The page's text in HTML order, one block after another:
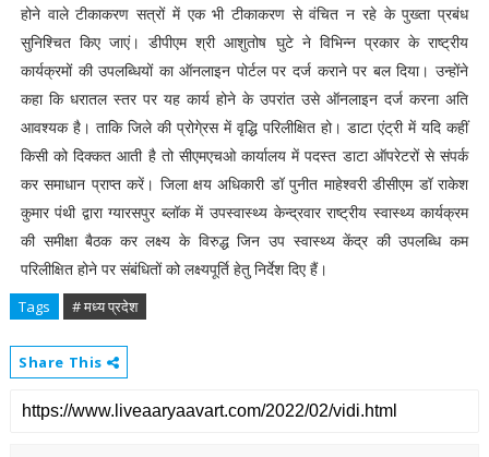
होने वाले टीकाकरण सत्रों में एक भी टीकाकरण से वंचित न रहे के पुख्ता प्रबंध
सुनिश्चित किए जाएं। डीपीएम श्री आशुतोष घुटे ने विभिन्न प्रकार के राष्ट्रीय
कार्यक्रमों की उपलब्धियों का ऑनलाइन पोर्टल पर दर्ज कराने पर बल दिया। उन्होंने
कहा कि धरातल स्तर पर यह कार्य होने के उपरांत उसे ऑनलाइन दर्ज करना अति
आवश्यक है। ताकि जिले की प्रोगे्रस में वृद्धि परिलीक्षित हो। डाटा एंट्री में यदि कहीं
किसी को दिक्कत आती है तो सीएमएचओ कार्यालय में पदस्त डाटा ऑपरेटरों से संपर्क
कर समाधान प्राप्त करें। जिला क्षय अधिकारी डॉ पुनीत माहेश्वरी डीसीएम डॉ राकेश
कुमार पंथी द्वारा ग्यारसपुर ब्लॉक में उपस्वास्थ्य केन्द्रवार राष्ट्रीय स्वास्थ्य कार्यक्रम
की समीक्षा बैठक कर लक्ष्य के विरुद्ध जिन उप स्वास्थ्य केंद्र की उपलब्धि कम
परिलीक्षित होने पर संबंधितों को लक्ष्यपूर्ति हेतु निर्देश दिए हैं।
Tags # मध्य प्रदेश
Share This